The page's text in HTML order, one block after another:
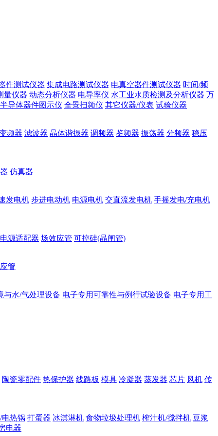
件测试仪器 集成电路测试仪器 电真空器件测试仪器 时间/频
量仪器 动态分析仪器 电导率仪 水工业水质检测及分析仪器 万
半导体器件图示仪 全景扫频仪 其它仪器/仪表 试验仪器
频器 滤波器 晶体谐振器 调频器 鉴频器 振荡器 分频器 稳压
仿真器
发电机 步进电动机 电源电机 交直流发电机 手摇发电/充电机
电源适配器 场效应管 可控硅(晶闸管)
管
与水/气处理设备 电子专用可靠性与例行试验设备 电子专用工
陶瓷零配件 热保护器 线路板 模具 冷凝器 蒸发器 芯片 风机 传
电热锅 打蛋器 冰淇淋机 食物垃圾处理机 榨汁机/搅拌机 豆浆
电器